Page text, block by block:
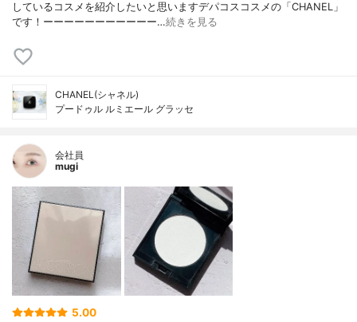
しているコスメを紹介したいと思いますデパコスコスメの「CHANEL」
です！ーーーーーーーーーーー…続きを見る
CHANEL(シャネル)
プードゥル ルミエール グラッセ
会社員
mugi
5.00